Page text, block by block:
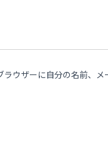
ウザーに自分の名前、メ